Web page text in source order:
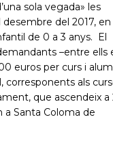
sola vegada» les
del 2017, en
de 0 a 3 anys. El
–entre ells
euros per curs i
corresponents als
que ascendeix a
a Santa Coloma de